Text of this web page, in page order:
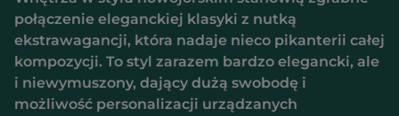
połączenie eleganckiej klasyki z nutką
ekstrawagancji, która nadaje nieco pikanterii całej
kompozycji. To styl zarazem bardzo elegancki, ale
i niewymuszony, dający dużą swobodę i
możliwość personalizacji urządzanych